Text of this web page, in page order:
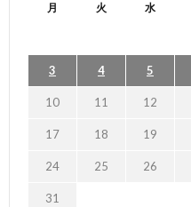
月 火 水
3 4 5
10 11 12
17 18 19
24 25 26
31